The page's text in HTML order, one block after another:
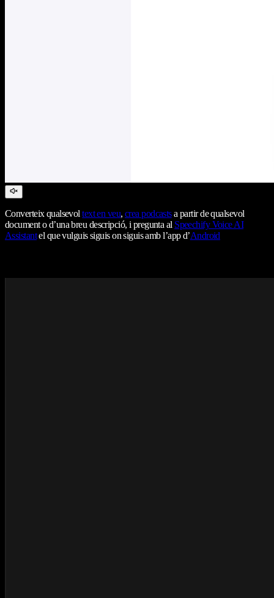
Converteix qualsevoltext en veu, crea podcastsa partir de qualsevol
document o d’una breu descripció, i pregunta al Speechify Voice AI
Assistantel que vulguis siguis on siguis amb l’app d’Android